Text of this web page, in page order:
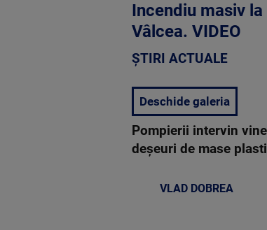
Incendiu masiv
Vâlcea. VIDEO
ȘTIRI ACTUALE
Deschide galeria
Pompierii intervin
deșeuri de mase
VLAD DOBREA